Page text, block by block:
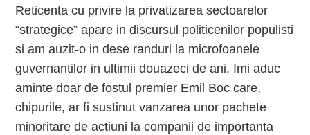
Reticenta cu privire la privatizarea sectoarelor
“strategice” apare in discursul politicenilor populisti
si am auzit-o in dese randuri la microfoanele
guvernantilor in ultimii douazeci de ani. Imi aduc
aminte doar de fostul premier Emil Boc care,
chipurile, ar fi sustinut vanzarea unor pachete
minoritare de actiuni la companii de importanta